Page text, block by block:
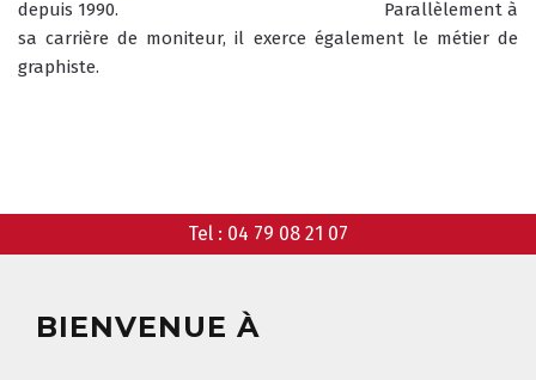
GARDERIE
RÉSERVER
COURS PRIVÉS
RÉSERVER
depuis 1990.                                                       Parallèlement à
sa carrière de moniteur, il exerce également le métier de
graphiste.
Tel : 04 79 08 21 07
BIENVENUE À